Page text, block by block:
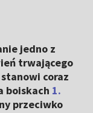
jedno z
trwającego
coraz
boiskach 1.
przeciwko